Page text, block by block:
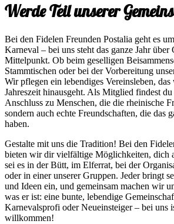
Werde Teil unserer
Bei den Fidelen Freunden Postalia geht es
Karneval – bei uns steht das ganze Jahr über
Mittelpunkt. Ob beim geselligen
Stammtischen oder bei der Vorbereitung
Wir pflegen ein lebendiges Vereinsleben,
Jahreszeit hinausgeht. Als Mitglied findest
Anschluss zu Menschen, die die rheinische
sondern auch echte Freundschaften, die das
haben.
Gestalte mit uns die Tradition! Bei den
bieten wir dir vielfältige Möglichkeiten, dich
sei es in der Bütt, im Elferrat, bei der
oder in einer unserer Gruppen. Jeder bringt
und Ideen ein, und gemeinsam machen wir
was er ist: eine bunte, lebendige
Karnevalsprofi oder Neueinsteiger – bei uns
willkommen!